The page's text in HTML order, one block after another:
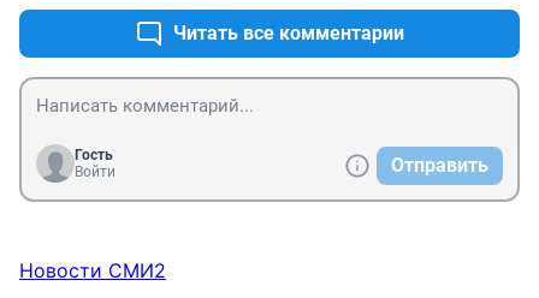
Читать все комментарии
Гость
Войти
Отправить
Новости СМИ2